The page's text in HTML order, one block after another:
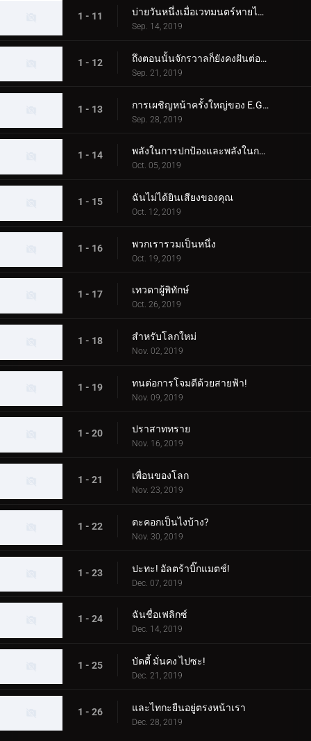
1 - 11 บ่ายวันหนึ่งเมื่อเวทมนตร์หายไปจากดวงดาว
Sep. 14, 2019
1 - 12 ถึงตอนนั้นจักรวาลก็ยังคงฝันต่อไป
Sep. 21, 2019
1 - 13 การเผชิญหน้าครั้งใหญ่ของ E.G.I.S
Sep. 28, 2019
1 - 14 พลังในการปกป้องและพลังในการต่อสู้
Oct. 05, 2019
1 - 15 ฉันไม่ได้ยินเสียงของคุณ
Oct. 12, 2019
1 - 16 พวกเรารวมเป็นหนึ่ง
Oct. 19, 2019
1 - 17 เทวดาผู้พิทักษ์
Oct. 26, 2019
1 - 18 สำหรับโลกใหม่
Nov. 02, 2019
1 - 19 ทนต่อการโจมตีด้วยสายฟ้า!
Nov. 09, 2019
1 - 20 ปราสาททราย
Nov. 16, 2019
1 - 21 เพื่อนของโลก
Nov. 23, 2019
1 - 22 ตะคอกเป็นไงบ้าง?
Nov. 30, 2019
1 - 23 ปะทะ! อัลตร้าบิ๊กแมตช์!
Dec. 07, 2019
1 - 24 ฉันชื่อเฟลิกซ์
Dec. 14, 2019
1 - 25 บัดดี้ มั่นคง ไปซะ!
Dec. 21, 2019
1 - 26 และไทกะยืนอยู่ตรงหน้าเรา
Dec. 28, 2019